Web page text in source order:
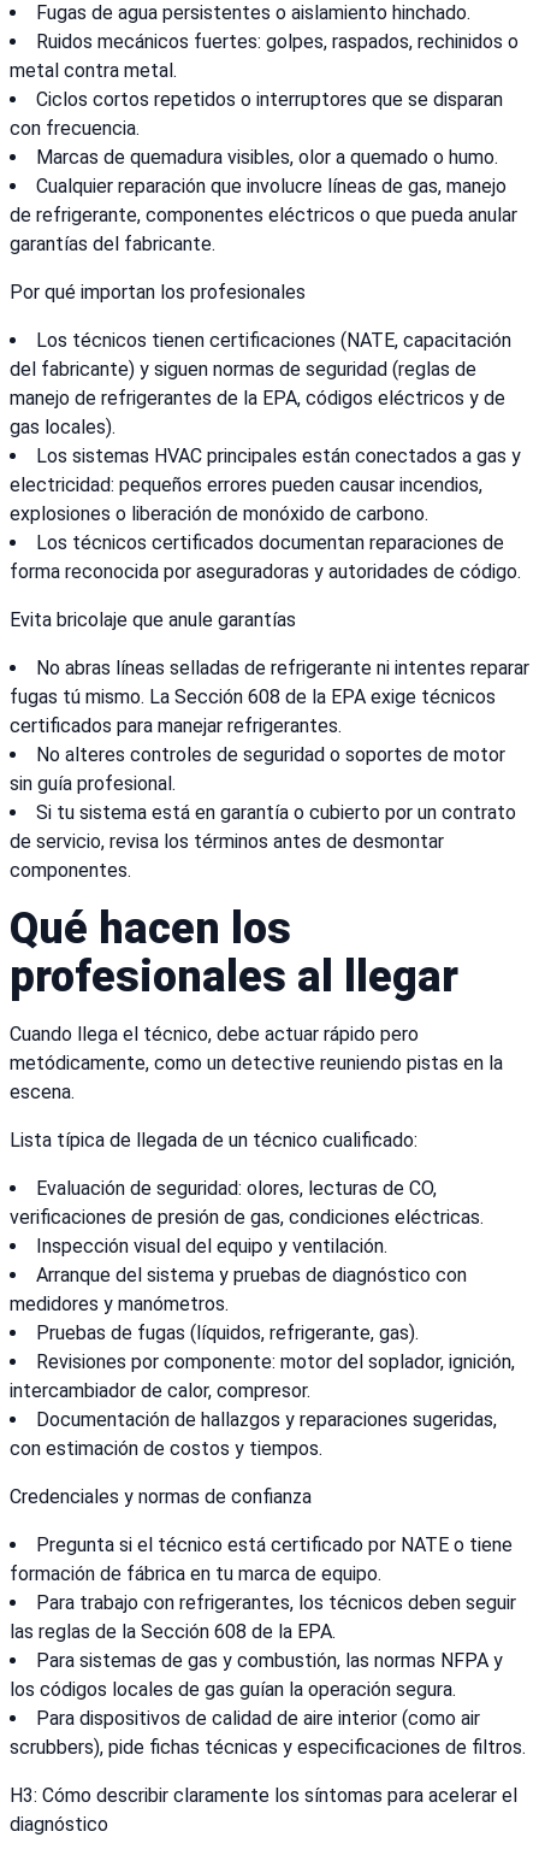
Fugas de agua persistentes o aislamiento hinchado.
Ruidos mecánicos fuertes: golpes, raspados, rechinidos o
metal contra metal.
Ciclos cortos repetidos o interruptores que se disparan
con frecuencia.
Marcas de quemadura visibles, olor a quemado o humo.
Cualquier reparación que involucre líneas de gas, manejo
de refrigerante, componentes eléctricos o que pueda anular
garantías del fabricante.
Por qué importan los profesionales
Los técnicos tienen certificaciones (NATE, capacitación
del fabricante) y siguen normas de seguridad (reglas de
manejo de refrigerantes de la EPA, códigos eléctricos y de
gas locales).
Los sistemas HVAC principales están conectados a gas y
electricidad: pequeños errores pueden causar incendios,
explosiones o liberación de monóxido de carbono.
Los técnicos certificados documentan reparaciones de
forma reconocida por aseguradoras y autoridades de código.
Evita bricolaje que anule garantías
No abras líneas selladas de refrigerante ni intentes reparar
fugas tú mismo. La Sección 608 de la EPA exige técnicos
certificados para manejar refrigerantes.
No alteres controles de seguridad o soportes de motor
sin guía profesional.
Si tu sistema está en garantía o cubierto por un contrato
de servicio, revisa los términos antes de desmontar
componentes.
Qué hacen los
profesionales al llegar
Cuando llega el técnico, debe actuar rápido pero
metódicamente, como un detective reuniendo pistas en la
escena.
Lista típica de llegada de un técnico cualificado:
Evaluación de seguridad: olores, lecturas de CO,
verificaciones de presión de gas, condiciones eléctricas.
Inspección visual del equipo y ventilación.
Arranque del sistema y pruebas de diagnóstico con
medidores y manómetros.
Pruebas de fugas (líquidos, refrigerante, gas).
Revisiones por componente: motor del soplador, ignición,
intercambiador de calor, compresor.
Documentación de hallazgos y reparaciones sugeridas,
con estimación de costos y tiempos.
Credenciales y normas de confianza
Pregunta si el técnico está certificado por NATE o tiene
formación de fábrica en tu marca de equipo.
Para trabajo con refrigerantes, los técnicos deben seguir
las reglas de la Sección 608 de la EPA.
Para sistemas de gas y combustión, las normas NFPA y
los códigos locales de gas guían la operación segura.
Para dispositivos de calidad de aire interior (como air
scrubbers), pide fichas técnicas y especificaciones de filtros.
H3: Cómo describir claramente los síntomas para acelerar el
diagnóstico